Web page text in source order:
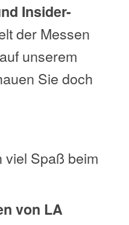
Insider-
der Messen
unserem
Sie doch
viel Spaß beim
von LA